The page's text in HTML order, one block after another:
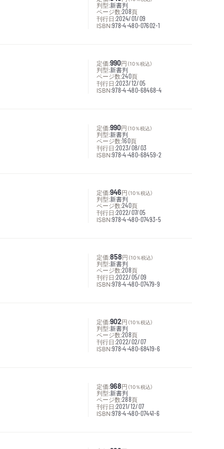
判型:新書判
ページ数:208頁
刊行日:2024/01/09
ISBN:978-4-480-07602-1
定価:990円 （10％税込）
判型:新書判
ページ数:240頁
刊行日:2023/12/05
ISBN:978-4-480-68468-4
定価:990円 （10％税込）
判型:新書判
ページ数:160頁
刊行日:2023/08/03
ISBN:978-4-480-68459-2
定価:946円 （10％税込）
判型:新書判
ページ数:240頁
刊行日:2022/07/05
ISBN:978-4-480-07493-5
定価:858円 （10％税込）
判型:新書判
ページ数:208頁
刊行日:2022/05/09
ISBN:978-4-480-07479-9
定価:902円 （10％税込）
判型:新書判
ページ数:208頁
刊行日:2022/02/07
ISBN:978-4-480-68419-6
定価:968円 （10％税込）
判型:新書判
ページ数:288頁
刊行日:2021/12/07
ISBN:978-4-480-07441-6